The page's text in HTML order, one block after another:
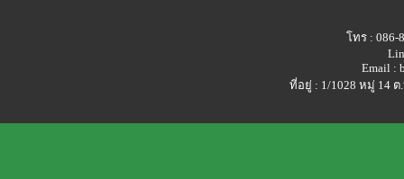
โทร : 086-
Email :
ที่อยู่ : 1/1028 หมู่ 14 ต.